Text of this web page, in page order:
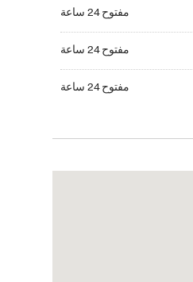
مفتوح 24 ساعة
مفتوح 24 ساعة
مفتوح 24 ساعة